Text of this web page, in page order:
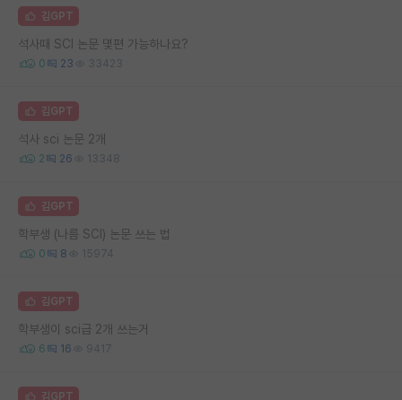
김GPT
석사때 SCI 논문 몇편 가능하나요?
0 23 33423
김GPT
석사 sci 논문 2개
2 26 13348
김GPT
학부생 (나름 SCI) 논문 쓰는 법
0 8 15974
김GPT
학부생이 sci급 2개 쓰는거
6 16 9417
김GPT